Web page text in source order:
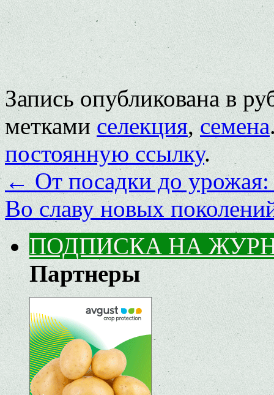
Запись опубликована в
меткамиселекция,семена
постоянную ссылку.
←От посадки до урожая:
Во славу новых
ПОДПИСКА НА
Партнеры